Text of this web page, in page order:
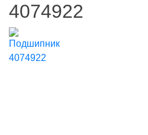
4074922